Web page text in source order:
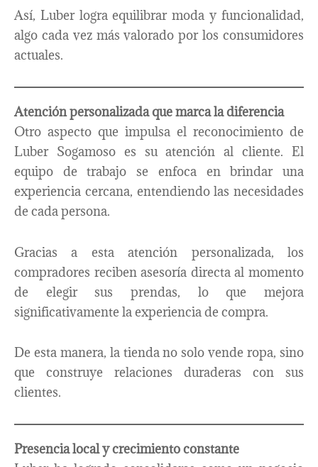
Así, Luber logra equilibrar moda y funcionalidad,
algo cada vez más valorado por los consumidores
actuales.
Atención personalizada que marca la diferencia
Otro aspecto que impulsa el reconocimiento de
Luber Sogamoso es su atención al cliente. El
equipo de trabajo se enfoca en brindar una
experiencia cercana, entendiendo las necesidades
de cada persona.
Gracias a esta atención personalizada, los
compradores reciben asesoría directa al momento
de elegir sus prendas, lo que mejora
significativamente la experiencia de compra.
De esta manera, la tienda no solo vende ropa, sino
que construye relaciones duraderas con sus
clientes.
Presencia local y crecimiento constante